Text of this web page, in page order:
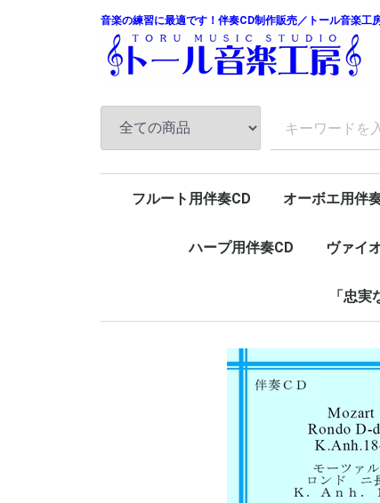
音楽の練習に最適です！伴奏CD制作販売／トール音楽工
フルート用伴奏CD オーボエ用伴
ハープ用伴奏CD ヴァイ
「忠